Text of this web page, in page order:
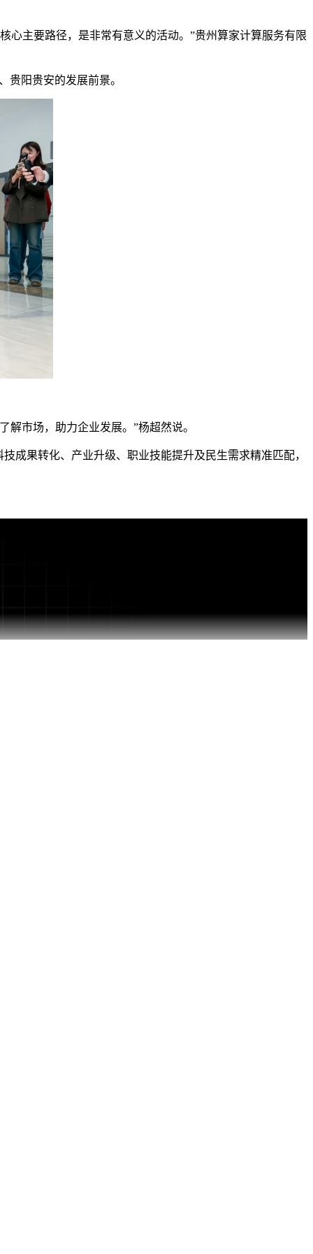
主要路径，是非常有意义的活动。”贵州算家计算服务有限
阳贵安的发展前景。
市场，助力企业发展。”杨超然说。
果转化、产业升级、职业技能提升及民生需求精准匹配，